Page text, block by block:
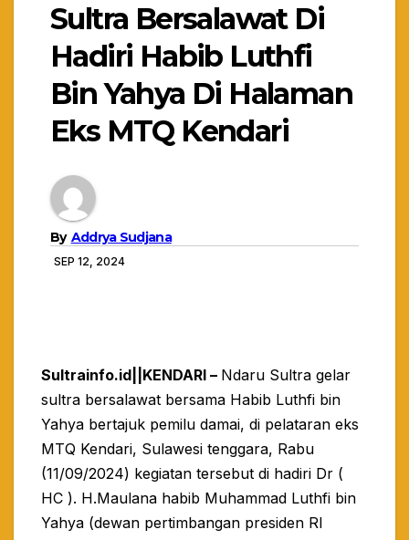
Sultra Bersalawat Di
Hadiri Habib Luthfi
Bin Yahya Di Halaman
Eks MTQ Kendari
By Addrya Sudjana
SEP 12, 2024
Sultrainfo.id||KENDARI – Ndaru Sultra gelar
sultra bersalawat bersama Habib Luthfi bin
Yahya bertajuk pemilu damai, di pelataran eks
MTQ Kendari, Sulawesi tenggara, Rabu
(11/09/2024) kegiatan tersebut di hadiri Dr (
HC ). H.Maulana habib Muhammad Luthfi bin
Yahya (dewan pertimbangan presiden RI